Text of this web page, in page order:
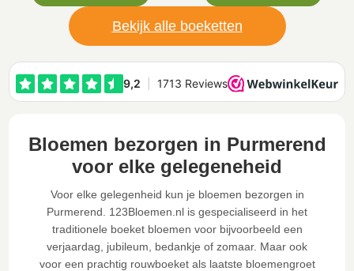
Bekijk alle boeketten
Bloemen bezorgen in Purmerend
voor elke gelegeneheid
Voor elke gelegenheid kun je bloemen bezorgen in
Purmerend. 123Bloemen.nl is gespecialiseerd in het
traditionele boeket bloemen voor bijvoorbeeld een
verjaardag, jubileum, bedankje of zomaar. Maar ook
voor een prachtig rouwboeket als laatste bloemengroet